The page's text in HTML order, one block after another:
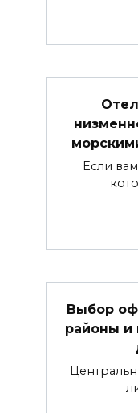
Если
Выбор
районы и